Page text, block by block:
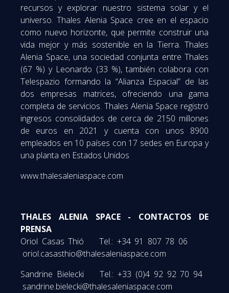
recursos y explorar nuestro sistema solar y el
universo. Thales Alenia Space cree en el espacio
como nuevo horizonte, que permite construir una
vida mejor y más sostenible en la Tierra. Thales
Alenia Space, una sociedad conjunta entre Thales
(67 %) y Leonardo (33 %), también colabora con
Telespazio formando la “Alianza Espacial” de las
dos empresas matrices, ofreciendo una gama
completa de servicios. Thales Alenia Space registró
ingresos consolidados de cerca de 2150 millones
de euros en 2021 y cuenta con unos 8900
empleados en 10 países con 17 sedes en Europa y
una planta en Estados Unidos
www.thalesaleniaspace.com
THALES ALENIA SPACE - CONTACTOS DE
PRENSA
Oriol Casas Thió Tel.: +34 91 807 78 06
oriol.casasthio@thalesaleniaspace.com
Sandrine Bielecki Tel.: +33 (0)4 92 92 70 94
sandrine.bielecki@thalesaleniaspace.com